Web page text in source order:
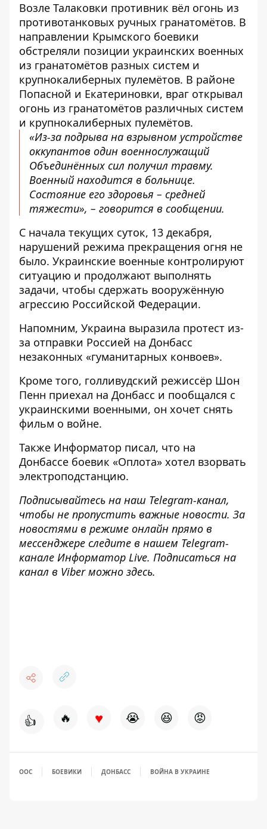
Возле Талаковки противник вёл огонь из
противотанковых ручных гранатомётов. В
направлении Крымского боевики
обстреляли позиции украинских военных
из гранатомётов разных систем и
крупнокалиберных пулемётов. В районе
Попасной и Екатериновки, враг открывал
огонь из гранатомётов различных систем
и крупнокалиберных пулемётов.
«Из-за подрыва на взрывном устройстве
оккупантов один военнослужащий
Объединённых сил получил травму.
Военный находится в больнице.
Состояние его здоровья – средней
тяжести», – говорится в сообщении.
С начала текущих суток, 13 декабря,
нарушений режима прекращения огня не
было. Украинские военные контролируют
ситуацию и продолжают выполнять
задачи, чтобы сдержать вооружённую
агрессию Российской Федерации.
Напомним, Украина выразила протест из-
за отправки Россией на Донбасс
незаконных «гуманитарных конвоев».
Кроме того, голливудский режиссёр Шон
Пенн приехал на Донбасс и пообщался с
украинскими военными, он хочет снять
фильм о войне.
Также Информатор писал, что на
Донбассе боевик «Оплота» хотел взорвать
электроподстанцию.
Подписывайтесь на наш Telegram-канал,
чтобы не пропустить важные новости. За
новостями в режиме онлайн прямо в
мессенджере следите в нашем Telegram-
канале Информатор Live. Подписаться на
канал в Viber можно здесь.
👍 🔥 ♥ 😭 😆 😡
ООС БОЕВИКИ ДОНБАСС ВОЙНА В УКРАИНЕ